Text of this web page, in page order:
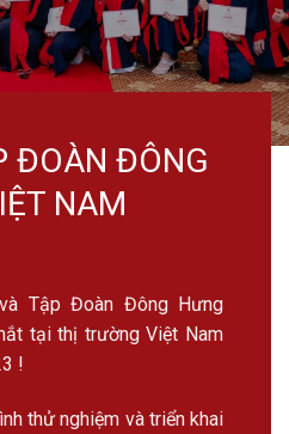
ĐOÀN ĐÔNG
NAM
Tập Đoàn Đông Hưng
tại thị trường Việt Nam
!
thử nghiệm và triển khai